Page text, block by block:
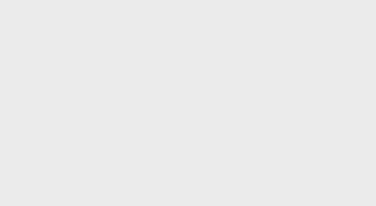
діставати.
необхідний і знайшов своє широке